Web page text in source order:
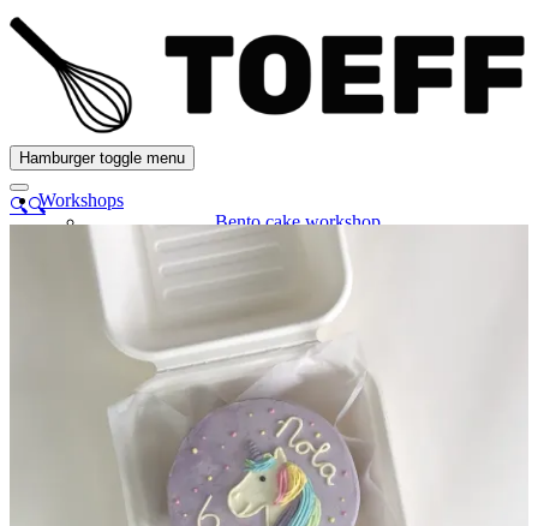
Workshops
Bento cake workshop
Cupcakes versieren
Cupcakebox
Maatwerk
Gepersonaliseerde taarten
Bruidstaarten
Gender reveal
Hamburger toggle menu
🔍🔍